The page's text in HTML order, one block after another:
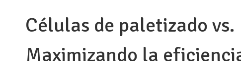
Células de paletizado
Maximizando la